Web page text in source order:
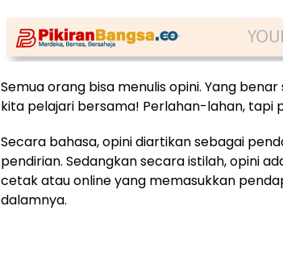
Semua orang bisa menulis opini. Yang benar
kita pelajari bersama! Perlahan-lahan, tapi
Secara bahasa, opini diartikan sebagai
pendirian. Sedangkan secara istilah, opini
cetak atau online yang memasukkan
dalamnya.